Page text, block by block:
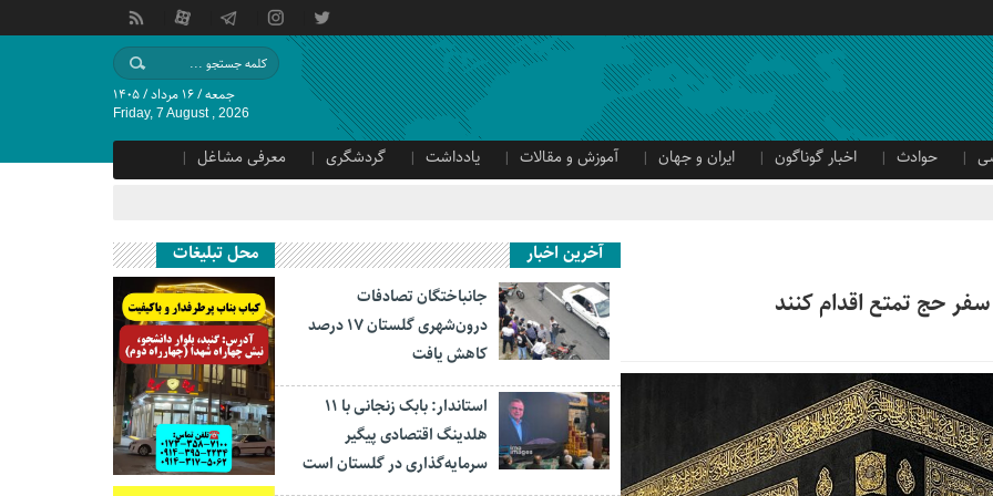
جمعه / ۱۶ مرداد / ۱۴۰۵
Friday, 7 August , 2026
حوادث اخبار گوناگون ایران و جهان آموزش و مقالات یادداشت گردشگری
معرفی مشاغل
حج تمتع اقدام کنند
آخرین اخبار
جانباختگان تصادفات
درون‌شهری گلستان ۱۷ درصد
کاهش یافت
استاندار: بابک زنجانی با ۱۱
هلدینگ اقتصادی پیگیر
سرمایه‌گذاری در گلستان است
محل تبلیغات